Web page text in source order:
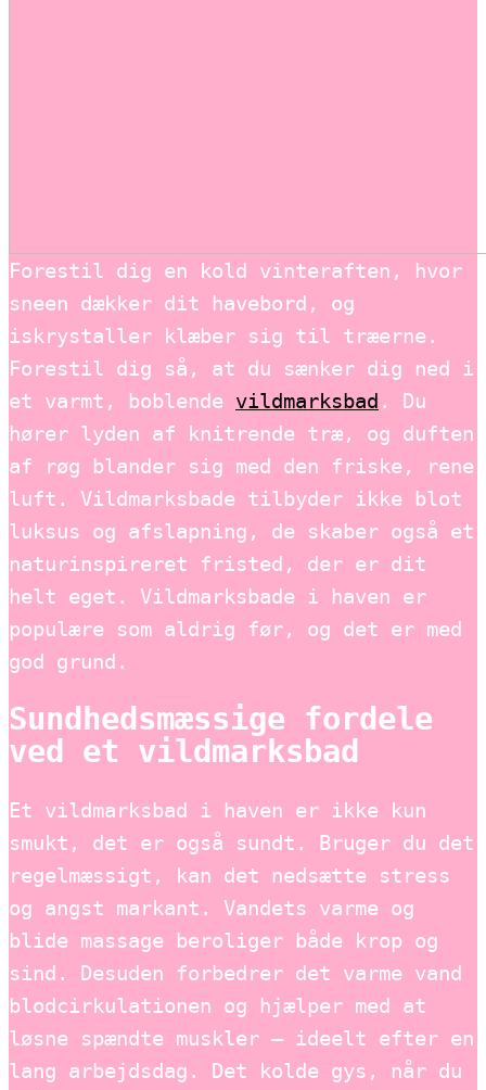
Forestil dig en kold vinteraften, hvor
sneen dækker dit havebord, og
iskrystaller klæber sig til træerne.
Forestil dig så, at du sænker dig ned i
et varmt, boblende vildmarksbad . Du
hører lyden af knitrende træ, og duften
af røg blander sig med den friske, rene
luft. Vildmarksbade tilbyder ikke blot
luksus og afslapning, de skaber også et
naturinspireret fristed, der er dit
helt eget. Vildmarksbade i haven er
populære som aldrig før, og det er med
god grund.
Sundhedsmæssige fordele
ved et vildmarksbad
Et vildmarksbad i haven er ikke kun
smukt, det er også sundt. Bruger du det
regelmæssigt, kan det nedsætte stress
og angst markant. Vandets varme og
blide massage beroliger både krop og
sind. Desuden forbedrer det varme vand
blodcirkulationen og hjælper med at
løsne spændte muskler — ideelt efter en
lang arbejdsdag. Det kolde gys, når du